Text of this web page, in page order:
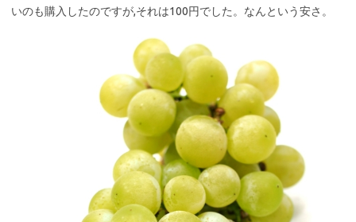
いのも購入したのですが,それは100円でした。なんという安さ。